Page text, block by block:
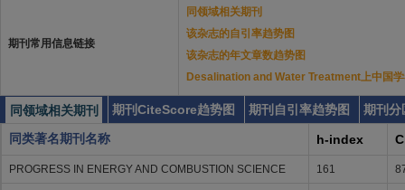
期刊常用信息链接
同领域相关期刊
该杂志的自引率趋势图
该杂志的年文章数趋势图
Desalination and Water Treatment上中国
同领域相关期刊 期刊CiteScore趋势图 期刊自引率趋势图
期刊分
同类著名期刊名称
h-index
PROGRESS IN ENERGY AND COMBUSTION SCIENCE 161